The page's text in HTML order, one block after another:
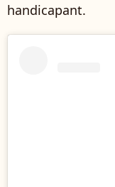
handicapant.